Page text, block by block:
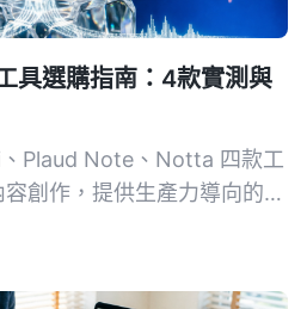
具選購指南：4款實測與
Plaud Note、Notta 四款工
創作，提供生產力導向的選